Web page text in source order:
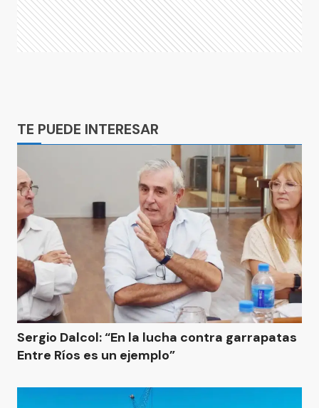
TE PUEDE INTERESAR
Sergio Dalcol: “En la lucha contra garrapatas
Entre Ríos es un ejemplo”